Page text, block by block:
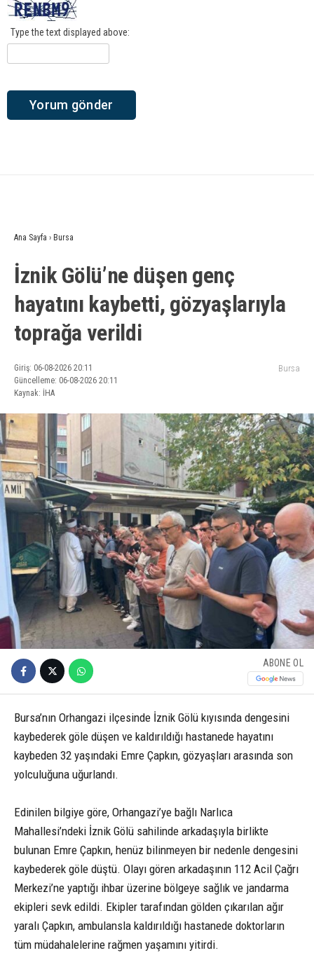
Type the text displayed above:
Ana Sayfa › Bursa
İznik Gölü’ne düşen genç
hayatını kaybetti, gözyaşlarıyla
toprağa verildi
Giriş: 06-08-2026 20:11
Güncelleme: 06-08-2026 20:11
Kaynak: İHA
Bursa
ABONE OL
Bursa’nın Orhangazi ilçesinde İznik Gölü kıyısında dengesini
kaybederek göle düşen ve kaldırıldığı hastanede hayatını
kaybeden 32 yaşındaki Emre Çapkın, gözyaşları arasında son
yolculuğuna uğurlandı.
Edinilen bilgiye göre, Orhangazi’ye bağlı Narlıca
Mahallesi’ndeki İznik Gölü sahilinde arkadaşıyla birlikte
bulunan Emre Çapkın, henüz bilinmeyen bir nedenle dengesini
kaybederek göle düştü. Olayı gören arkadaşının 112 Acil Çağrı
Merkezi’ne yaptığı ihbar üzerine bölgeye sağlık ve jandarma
ekipleri sevk edildi. Ekipler tarafından gölden çıkarılan ağır
yaralı Çapkın, ambulansla kaldırıldığı hastanede doktorların
tüm müdahalelerine rağmen yaşamını yitirdi.